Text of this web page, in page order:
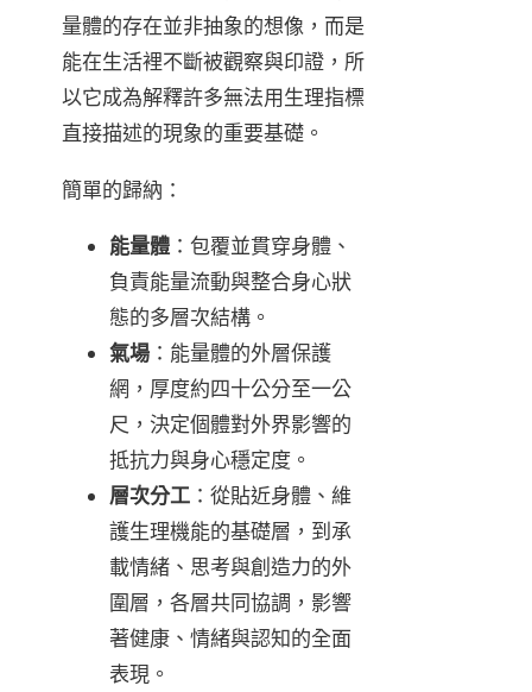
量體的存在並非抽象的想像，而是
能在生活裡不斷被觀察與印證，所
以它成為解釋許多無法用生理指標
直接描述的現象的重要基礎。
簡單的歸納：
能量體：包覆並貫穿身體、
負責能量流動與整合身心狀
態的多層次結構。
氣場：能量體的外層保護
網，厚度約四十公分至一公
尺，決定個體對外界影響的
抵抗力與身心穩定度。
層次分工：從貼近身體、維
護生理機能的基礎層，到承
載情緒、思考與創造力的外
圍層，各層共同協調，影響
著健康、情緒與認知的全面
表現。